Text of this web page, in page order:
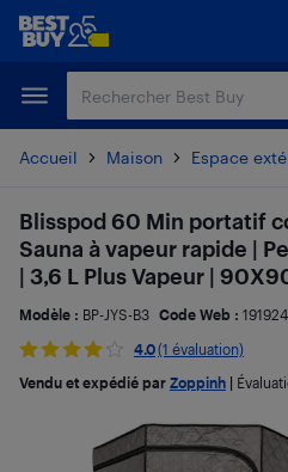
Passer
principal
Passer
Accueil Maison Espace
Blisspod 60 Min portatif
Sauna à vapeur rapide |
| 3,6 L Plus Vapeur |
Modèle : BP-JYS-B3 Code Web :
4.0(1 évaluation)
Vendu et expédié par Zoppinh